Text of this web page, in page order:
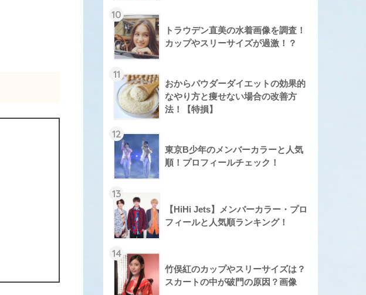
10
トラウデン直美の水着画像を調査！
カップやスリーサイズが過激！？
11
おからパウダーダイエットの効果的
なやり方と痩せない場合の改善方
法！【特損】
12
東京B少年のメンバーカラーと人気
順！プロフィールチェック！
13
【HiHi Jets】メンバーカラー・プロ
フィールと人気順ランキング！
14
竹俣紅のカップやスリーサイズは？
スカートの中が破門の原因？画像